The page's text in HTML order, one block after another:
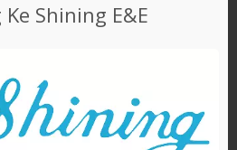
Shining E&E